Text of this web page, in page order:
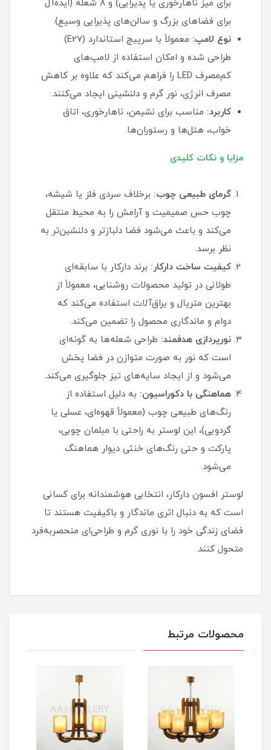
برای میز ناهارخوری یا پذیرایی) و ۸ شعله (ایده‌آل
برای فضاهای بزرگ و سالن‌های پذیرایی وسیع).
نوع لامپ:
معمولاً با سرپیچ استاندارد (E27)
طراحی شده و امکان استفاده از لامپ‌های
کم‌مصرف LED را فراهم می‌کند که علاوه بر کاهش
مصرف انرژی، نور گرم و دلنشینی ایجاد می‌کنند.
کاربرد: مناسب برای نشیمن، ناهارخوری، اتاق
خواب، هتل‌ها و رستوران‌ها.
مزایا و نکات کلیدی
گرمای طبیعی چوب: برخلاف سردی فلز یا شیشه،
چوب حس صمیمیت و آرامش را به محیط منتقل
می‌کند و باعث می‌شود فضا دلبازتر و دلنشین‌تر به
نظر برسد.
کیفیت ساخت دارکار: برند دارکار با سابقه‌ای
طولانی در تولید محصولات روشنایی، معمولاً از
بهترین متریال و یراق‌آلات استفاده می‌کند که
دوام و ماندگاری محصول را تضمین می‌کند.
نورپردازی هدفمند: طراحی شعله‌ها به گونه‌ای
است که نور به صورت متوازن در فضا پخش
می‌شود و از ایجاد سایه‌های تیز جلوگیری می‌کند.
هماهنگی با دکوراسیون: به دلیل استفاده از
رنگ‌های طبیعی چوب (معمولاً قهوه‌ای، عسلی یا
گردویی)، این لوستر به راحتی با مبلمان چوبی،
پارکت و حتی رنگ‌های خنثی دیوار هماهنگ
می‌شود.
لوستر افسون دارکار، انتخابی هوشمندانه برای کسانی
است که به دنبال اثری ماندگار و باکیفیت هستند تا
فضای زندگی خود را با نوری گرم و طراحی‌ای منحصربه‌فرد
متحول کنند.
محصولات مرتبط